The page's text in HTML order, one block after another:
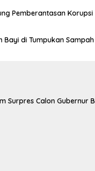
Pemberantasan
Bayi di Tumpukan
Surpres Calon Gubernur